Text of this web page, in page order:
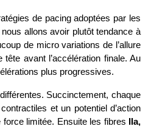
de pacing adoptées par les
allons avoir plutôt tendance à
de micro variations de l’allure
avant l’accélération finale. Au
plus progressives.
Succinctement, chaque
et un potentiel d’action
limitée. Ensuite les fibres